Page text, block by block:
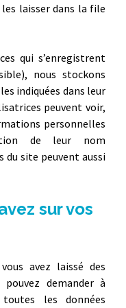
laisser dans la file
qui s’enregistrent
nous stockons
indiquées dans leur
peuvent voir,
personnelles
de leur nom
du site peuvent aussi
sur vos
avez laissé des
demander à
les données